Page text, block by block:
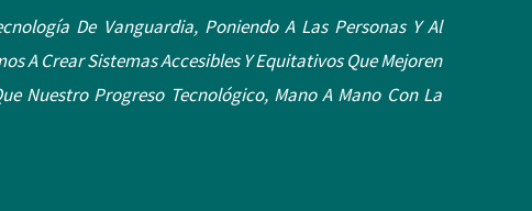
De Vanguardia, Poniendo A Las Personas Y Al
A Crear Sistemas Accesibles Y Equitativos Que Mejoren
Nuestro Progreso Tecnológico, Mano A Mano Con La